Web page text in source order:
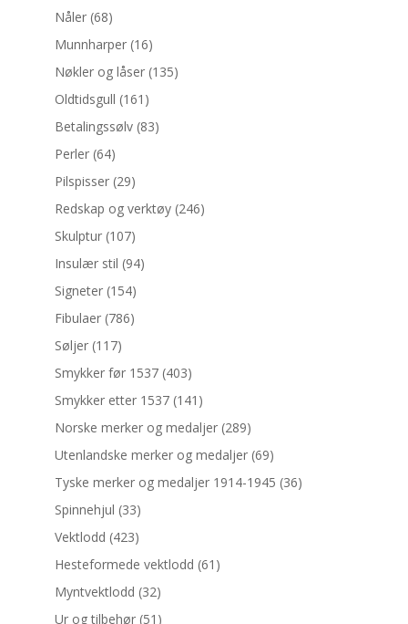
Nåler (68)
Munnharper (16)
Nøkler og låser (135)
Oldtidsgull (161)
Betalingssølv (83)
Perler (64)
Pilspisser (29)
Redskap og verktøy (246)
Skulptur (107)
Insulær stil (94)
Signeter (154)
Fibulaer (786)
Søljer (117)
Smykker før 1537 (403)
Smykker etter 1537 (141)
Norske merker og medaljer (289)
Utenlandske merker og medaljer (69)
Tyske merker og medaljer 1914-1945 (36)
Spinnehjul (33)
Vektlodd (423)
Hesteformede vektlodd (61)
Myntvektlodd (32)
Ur og tilbehør (51)